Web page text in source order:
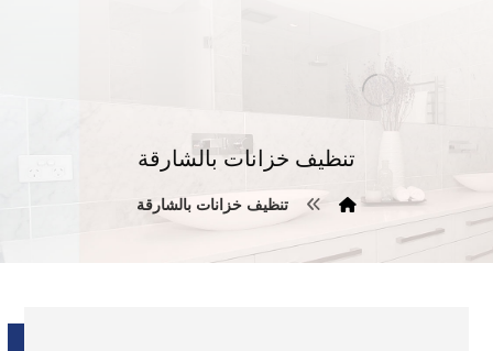
تنظيف خزانات بالشارقة
تنظيف خزانات بالشارقة